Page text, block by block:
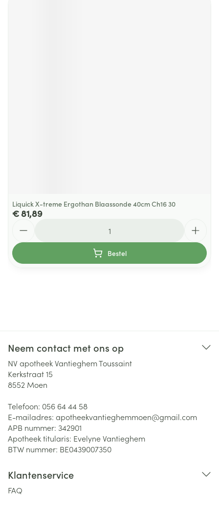
Liquick X-treme Ergothan Blaassonde 40cm Ch16 30
€ 81,89
Bestel
Neem contact met ons op
NV apotheek Vantieghem Toussaint
Kerkstraat 15
8552 Moen
Telefoon: 056 64 44 58
E-mailadres: apotheekvantieghemmoen@gmail.com
APB nummer: 342901
Apotheek titularis: Evelyne Vantieghem
BTW nummer: BE0439007350
Klantenservice
FAQ